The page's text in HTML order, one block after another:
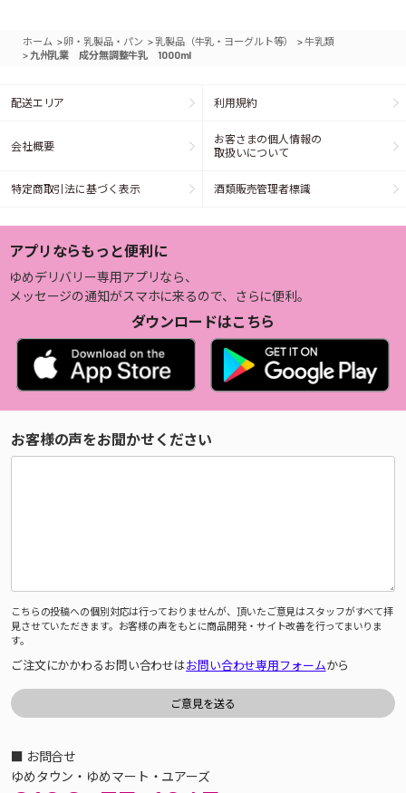
ホーム >卵・乳製品・パン >乳製品（牛乳・ヨーグルト等） >牛乳類
>九州乳業 成分無調整牛乳 1000ml
配送エリア 利用規約
会社概要
お客さまの個人情報の
取扱いについて
特定商取引法に基づく表示 酒類販売管理者標識
アプリならもっと便利に
ゆめデリバリー専用アプリなら、
メッセージの通知がスマホに来るので、さらに便利。
ダウンロードはこちら
お客様の声をお聞かせください
こちらの投稿への個別対応は行っておりませんが、頂いたご意見はスタッフがすべて拝
見させていただきます。お客様の声をもとに商品開発・サイト改善を行ってまいりま
す。
ご注文にかかわるお問い合わせはお問い合わせ専用フォームから
■ お問合せ
ゆめタウン・ゆめマート・ユアーズ